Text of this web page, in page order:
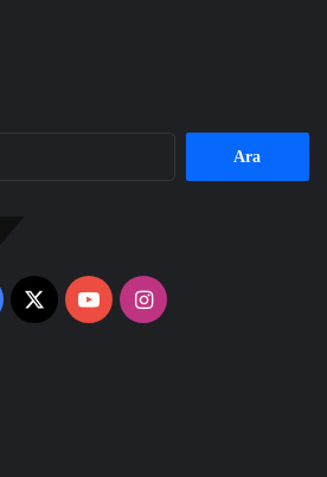
Facebook
X YouTubeInstagram